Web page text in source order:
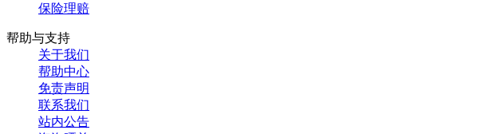
保险理赔
帮助与支持
关于我们
帮助中心
免责声明
联系我们
站内公告